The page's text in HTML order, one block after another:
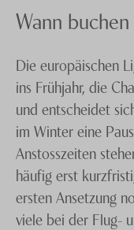
kennen in den
auch die richtigen
nach dem Spiel.
Möchten Sie
zur Abwechslung
wollen Sie mit
Wochenende in
verbringen, bei
vielen
Wann
Die europäischen
ins Frühjahr, die
und entscheidet
im Winter eine
Anstosszeiten
häufig erst
ersten Ansetzung
viele bei der Flug-